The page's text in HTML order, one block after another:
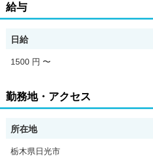
給与
日給
1500 円 〜
勤務地・アクセス
所在地
栃木県日光市